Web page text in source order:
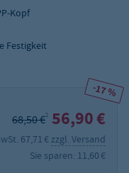
Kopf
Festigkeit
-17 %
68,50 €2 56,90 €
67,71 € zzgl. Versand
Sie sparen: 11,60 €